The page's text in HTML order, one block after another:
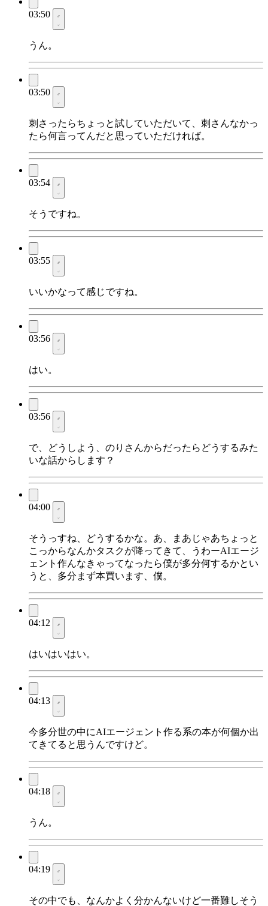
03:50
うん。
03:50
刺さったらちょっと試していただいて、刺さんなかっ
たら何言ってんだと思っていただければ。
03:54
そうですね。
03:55
いいかなって感じですね。
03:56
はい。
03:56
で、どうしよう、のりさんからだったらどうするみた
いな話からします？
04:00
そうっすね、どうするかな。あ、まあじゃあちょっと
こっからなんかタスクが降ってきて、うわーAIエージ
ェント作んなきゃってなったら僕が多分何するかとい
うと、多分まず本買います、僕。
04:12
はいはいはい。
04:13
今多分世の中にAIエージェント作る系の本が何個か出
てきてると思うんですけど。
04:18
うん。
04:19
その中でも、なんかよく分かんないけど一番難しそう